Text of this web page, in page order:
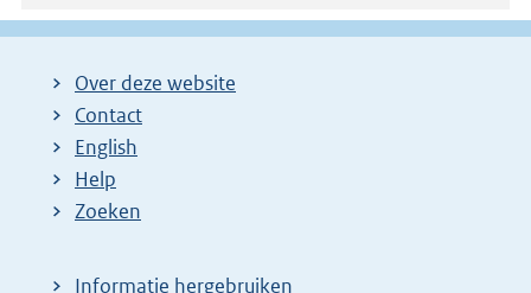
Over deze website
Contact
English
Help
Zoeken
Informatie hergebruiken